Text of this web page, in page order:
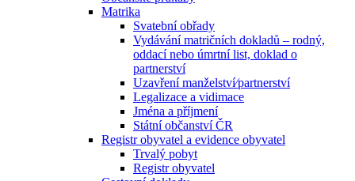
Matrika
Svatební obřady
Vydávání matričních dokladů – rodný,
oddací nebo úmrtní list, doklad o
partnerství
Uzavření manželství⁄partnerství
Legalizace a vidimace
Jména a příjmení
Státní občanství ČR
Registr obyvatel a evidence obyvatel
Trvalý pobyt
Registr obyvatel